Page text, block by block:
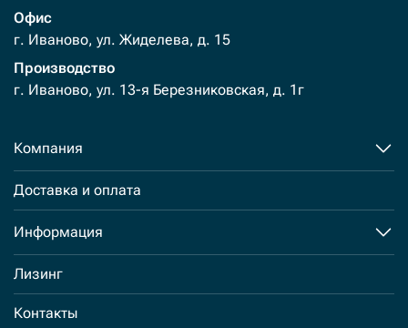
Офис
г. Иваново, ул. Жиделева, д. 15
Производство
г. Иваново, ул. 13-я Березниковская, д. 1г
Компания
Доставка и оплата
Информация
Лизинг
Контакты